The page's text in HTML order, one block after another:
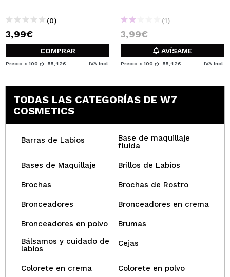
(0)
3,99€
COMPRAR
Precio x 100 gr: 55,42€ IVA Incl.
(1)
3,99€
AVÍSAME
Precio x 100 gr: 55,42€ IVA Incl.
TODAS LAS CATEGORÍAS DE W7
COSMETICS
Barras de Labios
Base de maquillaje
fluida
Bases de Maquillaje Brillos de Labios
Brochas Brochas de Rostro
Bronceadores Bronceadores en crema
Bronceadores en polvo
Brumas
Bálsamos y cuidado de
labios
Cejas
Colorete en crema Colorete en polvo